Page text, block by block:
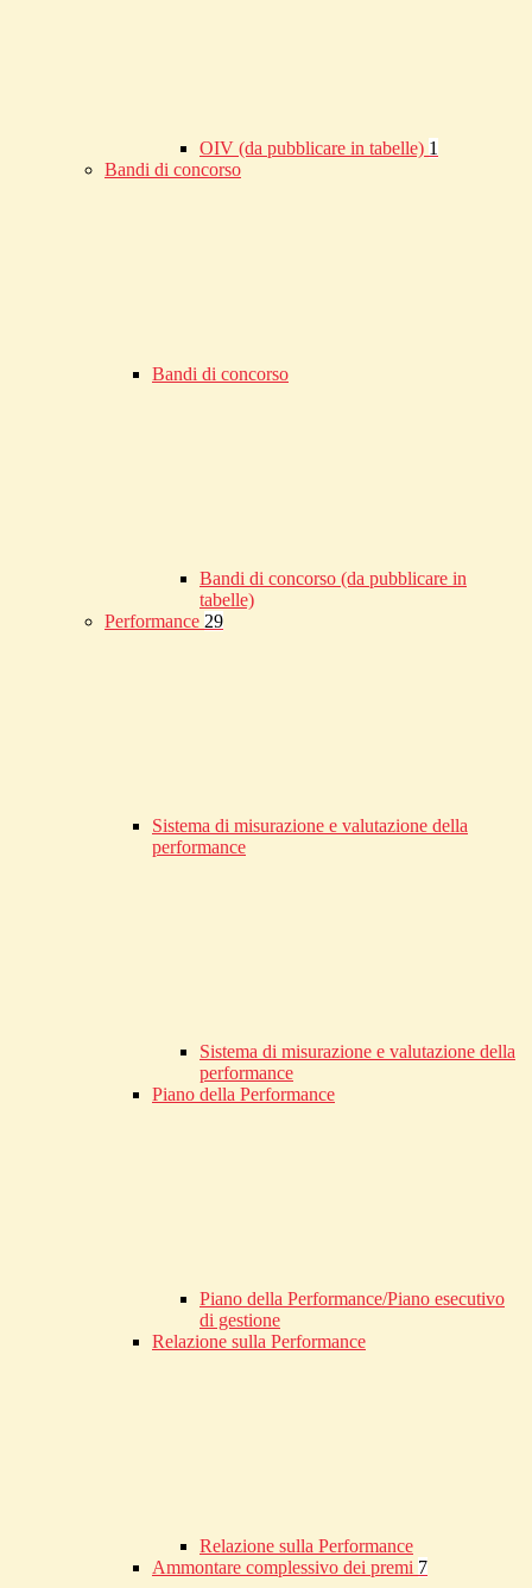
OIV (da pubblicare in tabelle) 1
Bandi di concorso
Bandi di concorso
Bandi di concorso (da pubblicare in
tabelle)
Performance 29
Sistema di misurazione e valutazione della
performance
Sistema di misurazione e valutazione della
performance
Piano della Performance
Piano della Performance/Piano esecutivo
di gestione
Relazione sulla Performance
Relazione sulla Performance
Ammontare complessivo dei premi 7